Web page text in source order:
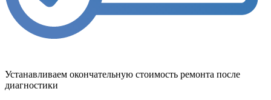
Устанавливаем окончательную стоимость ремонта после
диагностики